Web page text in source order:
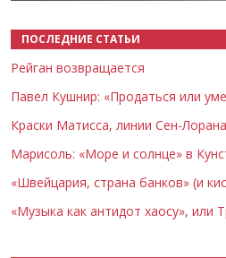
ПОСЛЕДНИЕ СТАТЬИ
Рейган возвращается
Павел Кушнир: «Продаться или
Краски Матисса, линии Сен-Лорана
Марисоль: «Море и солнце» в
«Швейцария, страна банков» (и
«Музыка как антидот хаосу», или